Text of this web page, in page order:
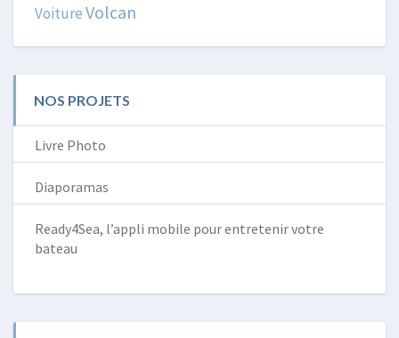
VoitureVolcan
NOS PROJETS
Livre Photo
Diaporamas
Ready4Sea, l’appli mobile pour entretenir votre
bateau